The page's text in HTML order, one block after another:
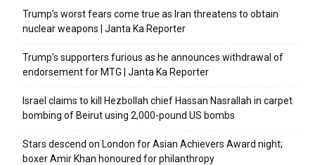
Trump’s worst fears come true as Iran threatens to obtain
nuclear weapons | Janta Ka Reporter
Trump’s supporters furious as he announces withdrawal of
endorsement for MTG | Janta Ka Reporter
Israel claims to kill Hezbollah chief Hassan Nasrallah in carpet
bombing of Beirut using 2,000-pound US bombs
Stars descend on London for Asian Achievers Award night;
boxer Amir Khan honoured for philanthropy